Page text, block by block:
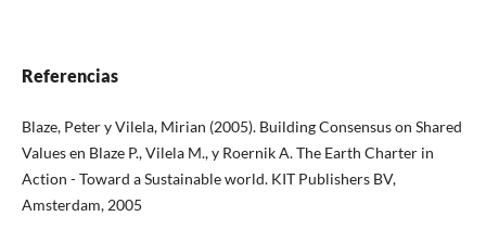
Referencias
Blaze, Peter y Vilela, Mirian (2005). Building Consensus on Shared
Values en Blaze P., Vilela M., y Roernik A. The Earth Charter in
Action - Toward a Sustainable world. KIT Publishers BV,
Amsterdam, 2005